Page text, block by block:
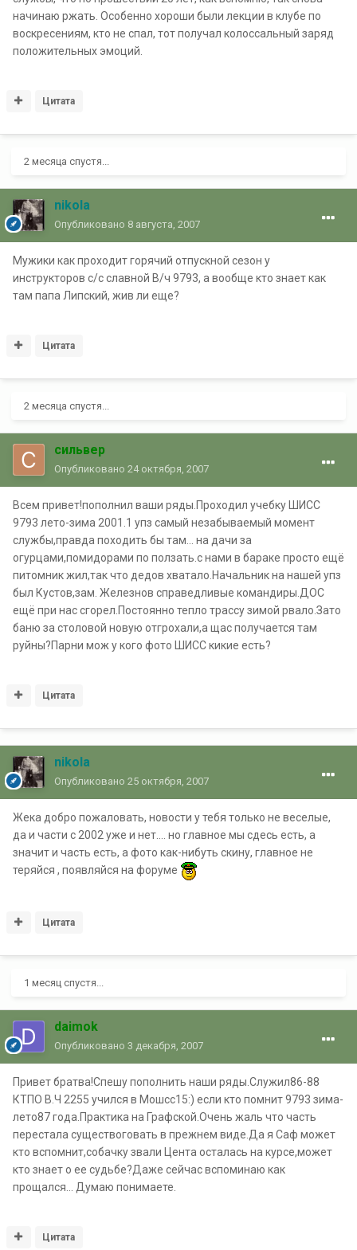
начинаю ржать. Особенно хороши были лекции в клубе по
воскресениям, кто не спал, тот получал колоссальный заряд
положительных эмоций.
Цитата
2 месяца спустя...
nikola
Опубликовано 8 августа, 2007
Мужики как проходит горячий отпускной сезон у
инструкторов с/с славной В/ч 9793, а вообще кто знает как
там папа Липский, жив ли еще?
Цитата
2 месяца спустя...
сильвер
Опубликовано 24 октября, 2007
Всем привет!пополнил ваши ряды.Проходил учебку ШИСС
9793 лето-зима 2001.1 упз самый незабываемый момент
службы,правда походить бы там... на дачи за
огурцами,помидорами по ползать.с нами в бараке просто ещё
питомник жил,так что дедов хватало.Начальник на нашей упз
был Кустов,зам. Железнов справедливые командиры.ДОС
ещё при нас сгорел.Постоянно тепло трассу зимой рвало.Зато
баню за столовой новую отгрохали,а щас получается там
руйны?Парни мож у кого фото ШИСС кикие есть?
Цитата
nikola
Опубликовано 25 октября, 2007
Жека добро пожаловать, новости у тебя только не веселые,
да и части с 2002 уже и нет.... но главное мы сдесь есть, а
значит и часть есть, а фото как-нибуть скину, главное не
теряйся , появляйся на форуме
Цитата
1 месяц спустя...
daimok
Опубликовано 3 декабря, 2007
Привет братва!Спешу пополнить наши ряды.Служил86-88
КТПО В.Ч 2255 учился в Мошсс15:) если кто помнит 9793 зима-
лето87 года.Практика на Графской.Очень жаль что часть
перестала существоговать в прежнем виде.Да я Саф может
кто вспомнит,собачку звали Цента осталась на курсе,может
кто знает о ее судьбе?Даже сейчас вспоминаю как
прощался... Думаю понимаете.
Цитата